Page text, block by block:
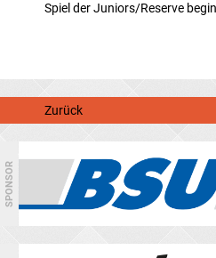
Spiel der Juniors/Reserve
Zurück
SPONSOR